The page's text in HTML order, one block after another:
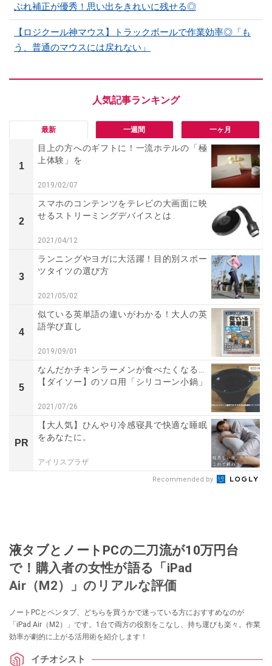
ぶれ補正が優秀！思い出をきれいに残せる◎
【ロジクール神マウス】トラックボールで作業効率◎「も
う、普通のマウスには戻れない」
最新 一週間 一ヶ月
1
目上の方へのギフトに！一流ホテルの「極
上体験」を
2019/02/07
2
スマホのコンテンツをテレビの大画面に映
せるストリーミングデバイスとは
2021/04/12
3
ランニングやヨガに大活躍！目的別スポー
ツタイツの選び方
2021/05/02
4
似ている英単語の違いがわかる！大人の英
語学び直し
2019/09/01
5
なんだかチキンラーメンが食べたくなる…
【ダイソー】のソロ用「シリコーン小鍋」
2021/07/26
PR
【大人気】ひんやり冷感寝具で快適な睡眠
をあなたに。
アイリスプラザ
Recommended by
液タブとノートPCの二刀流が10万円台
で！購入者の女性が語る「iPad
Air（M2）」のリアルな評価
ノートPCとペンタブ、どちらを買うかで迷っている方におすすめなのが
「iPad Air（M2）」です。1台で両方の役割をこなし、持ち運びも楽々。作業
効率が劇的に上がる活用術を紹介します！
イチオシスト